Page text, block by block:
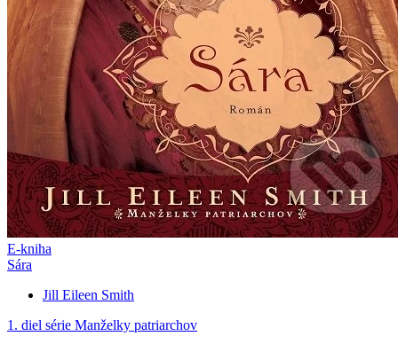
E-kniha
Sára
Jill Eileen Smith
1. diel série Manželky patriarchov